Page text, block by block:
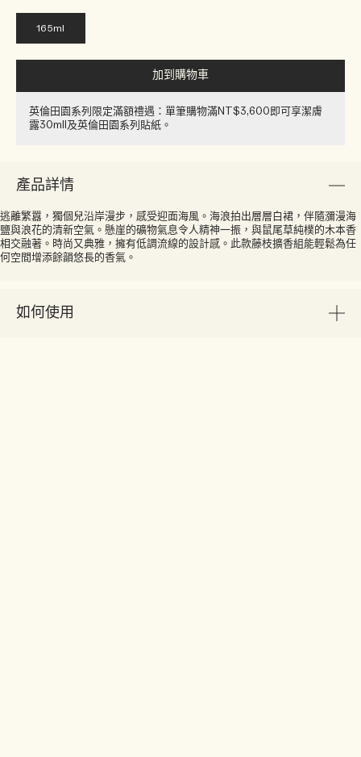
165ml
加到購物車
英倫田園系列限定滿額禮遇：單筆購物滿NT$3,600即可享潔膚
露30ml​l​​及英倫田園系列貼紙​。
產品詳情
逃離繁囂，獨個兒沿岸漫步，感受迎面海風。海浪拍出層層白裙，伴隨瀰漫海
鹽與浪花的清新空氣。懸崖的礦物氣息令人精神一振，與鼠尾草純樸的木本香
相交融著。時尚又典雅，擁有低調流線的設計感。此款藤枝擴香組能輕鬆為任
何空間增添餘韻悠長的香氣。
如何使用